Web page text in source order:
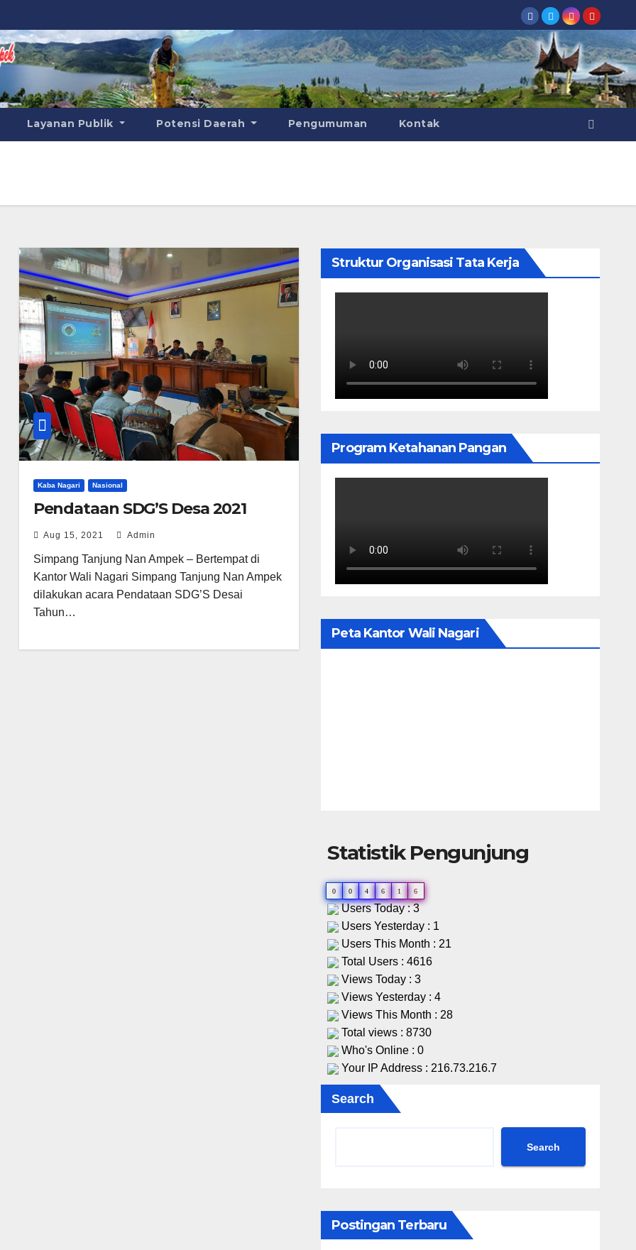
Layanan Publik Potensi Daerah Pengumuman Kontak
Kaba Nagari Nasional
Pendataan SDG’S Desa 2021
Aug 15, 2021 Admin
Simpang Tanjung Nan Ampek – Bertempat di
Kantor Wali Nagari Simpang Tanjung Nan Ampek
dilakukan acara Pendataan SDG’S Desai
Tahun…
Struktur Organisasi Tata Kerja
Program Ketahanan Pangan
Peta Kantor Wali Nagari
Statistik Pengunjung
0 0 4 6 1 6
Users Today : 3
Users Yesterday : 1
Users This Month : 21
Total Users : 4616
Views Today : 3
Views Yesterday : 4
Views This Month : 28
Total views : 8730
Who's Online : 0
Your IP Address : 216.73.216.7
Search
Search
Postingan Terbaru